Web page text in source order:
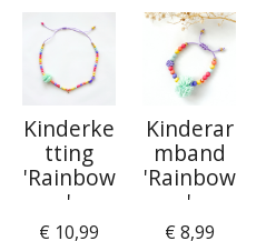
Kinderke
tting
'Rainbow
'
€ 10,99
Kinderar
mband
'Rainbow
'
€ 8,99